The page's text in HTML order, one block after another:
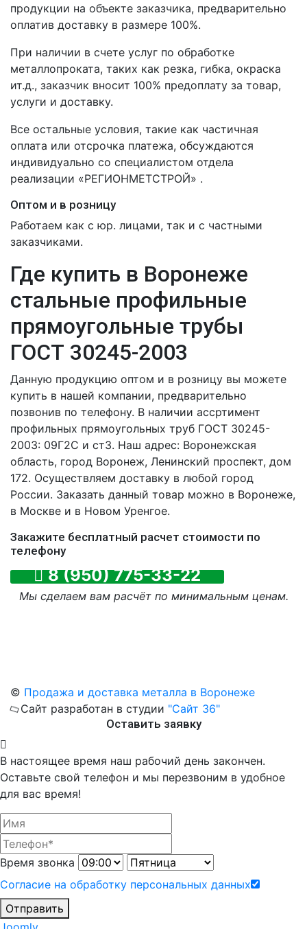
продукции на объекте заказчика, предварительно
оплатив доставку в размере 100%.
При наличии в счете услуг по обработке
металлопроката, таких как резка, гибка, окраска
ит.д., заказчик вносит 100% предоплату за товар,
услуги и доставку.
Все остальные условия, такие как частичная
оплата или отсрочка платежа, обсуждаются
индивидуально со специалистом отдела
реализации «РЕГИОНМЕТСТРОЙ» .
Оптом и в розницу
Работаем как с юр. лицами, так и с частными
заказчиками.
Где купить в Воронеже
стальные профильные
прямоугольные трубы
ГОСТ 30245-2003
Данную продукцию оптом и в розницу вы можете
купить в нашей компании, предварительно
позвонив по телефону. В наличии ассртимент
профильных прямоугольных труб ГОСТ 30245-
2003: 09Г2С и ст3. Наш адрес: Воронежская
область, город Воронеж, Ленинский проспект, дом
172. Осуществляем доставку в любой город
России. Заказать данный товар можно в Воронеже,
в Москве и в Новом Уренгое.
Закажите бесплатный расчет стоимости по
телефону
8 (950) 775-33-22
Мы сделаем вам расчёт по минимальным ценам.
© Продажа и доставка металла в Воронеже
Сайт разработан в студии "Сайт 36"
Оставить заявку
В настоящее время наш рабочий день закончен.
Оставьте свой телефон и мы перезвоним в удобное
для вас время!
Время звонка
Согласие на обработку персональных данных
Отправить